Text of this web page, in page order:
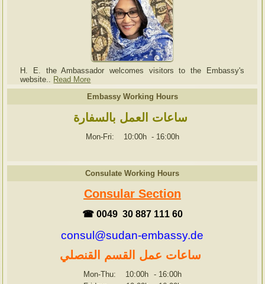
H. E. the Ambassador welcomes visitors to the Embassy's
website..
Read More
Embassy Working Hours
ساعات العمل بالسفارة
Mon-Fri: 10:00h - 16:00h
Consulate Working Hours
Consular Section
☎ 0049 30 887 111 60
consul@sudan-embassy.de
ساعات عمل القسم القنصلي
Mon-Thu: 10:00h - 16:00h